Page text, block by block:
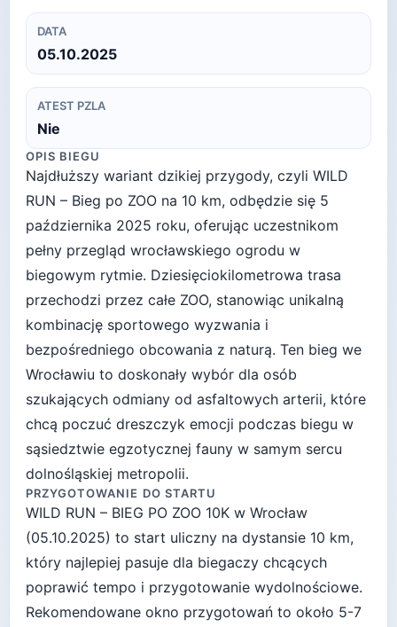
DATA
05.10.2025
ATEST PZLA
Nie
OPIS BIEGU
Najdłuższy wariant dzikiej przygody, czyli WILD
RUN – Bieg po ZOO na 10 km, odbędzie się 5
października 2025 roku, oferując uczestnikom
pełny przegląd wrocławskiego ogrodu w
biegowym rytmie. Dziesięciokilometrowa trasa
przechodzi przez całe ZOO, stanowiąc unikalną
kombinację sportowego wyzwania i
bezpośredniego obcowania z naturą. Ten bieg we
Wrocławiu to doskonały wybór dla osób
szukających odmiany od asfaltowych arterii, które
chcą poczuć dreszczyk emocji podczas biegu w
sąsiedztwie egzotycznej fauny w samym sercu
dolnośląskiej metropolii.
PRZYGOTOWANIE DO STARTU
WILD RUN – BIEG PO ZOO 10K w Wrocław
(05.10.2025) to start uliczny na dystansie 10 km,
który najlepiej pasuje dla biegaczy chcących
poprawić tempo i przygotowanie wydolnościowe.
Rekomendowane okno przygotowań to około 5-7